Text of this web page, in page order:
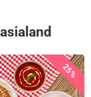
25%